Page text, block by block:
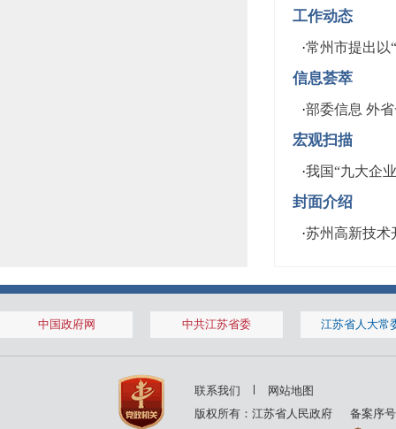
工作动态
·常州市提出以
信息荟萃
·部委信息 外
宏观扫描
·我国“九大企
封面介绍
·苏州高新技术
中国政府网 中共江苏省委 江苏省人大常
联系我们
网站地图
版权所有：江苏省人民政府
备案序